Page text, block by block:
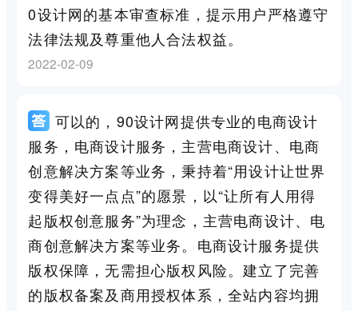
0设计网的基本审查标准，提示用户严格遵守
法律法规及尊重他人合法权益。
2022-02-09
可以的，90设计网提供专业的电商设计
服务，电商设计服务，主营电商设计、电商
创意解决方案等业务，秉持着“用设计让世界
变得美好一点点”的愿景，以“让所有人用得
起版权创意服务”为理念，主营电商设计、电
商创意解决方案等业务。电商设计服务提供
版权保障，无需担心版权风险。建立了完善
的版权备案及商用授权体系，全站内容均拥